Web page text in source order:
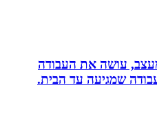
עושה את העבודה
שמגיעה עד הבית.